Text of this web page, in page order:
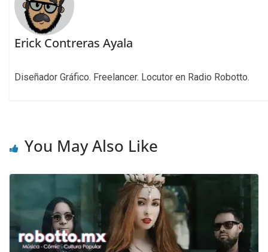
Erick Contreras Ayala
Diseñador Gráfico. Freelancer. Locutor en Radio Robotto.
You May Also Like